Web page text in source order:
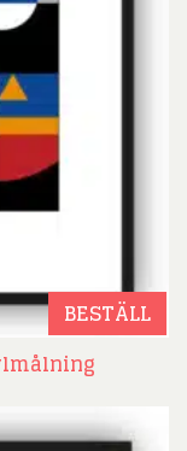
BESTÄLL